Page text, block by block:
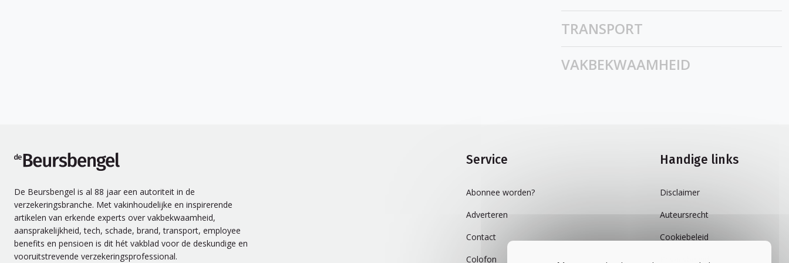
TRANSPORT
VAKBEKWAAMHEID
De Beursbengel is al 88 jaar een autoriteit in de
verzekeringsbranche. Met vakinhoudelijke en inspirerende
artikelen van erkende experts over vakbekwaamheid,
aansprakelijkheid, tech, schade, brand, transport, employee
benefits en pensioen is dit hét vakblad voor de deskundige en
vooruitstrevende verzekeringsprofessional.
Service
Abonnee worden?
Adverteren
Contact
Colofon
Handige links
Disclaimer
Auteursrecht
Cookiebeleid